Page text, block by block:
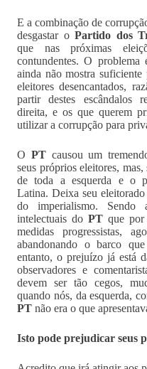
E a combinação de
desgastar oPartido dos
que nas próximas
contundentes. O
ainda não mostra suficiente
eleitores desencantados,
partir destes escândalos
direita, e os que querem
utilizar a corrupção para
O PTcausou um
seus próprios eleitores,
de toda a esquerda e o
Latina. Deixa seu
do imperialismo. Sendo
intelectuais doPT que por
medidas progressistas,
abandonando o barco
entanto, o prejuízo já está
observadores e
devem ser tão cegos,
quando nós, da esquerda,
PT não era o que
Isto pode prejudicar seus